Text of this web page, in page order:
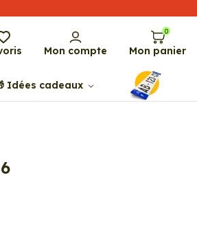
Mon compte
0
Mon panier
Idées cadeaux